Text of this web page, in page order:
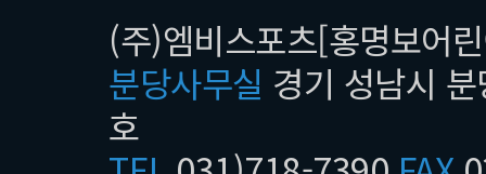
(주)엠비스포츠[홍명보어
분당사무실 경기 성남시
호